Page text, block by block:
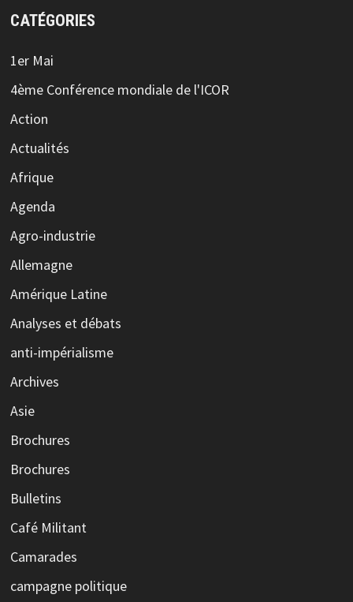
CATÉGORIES
1er Mai
4ème Conférence mondiale de l'ICOR
Action
Actualités
Afrique
Agenda
Agro-industrie
Allemagne
Amérique Latine
Analyses et débats
anti-impérialisme
Archives
Asie
Brochures
Brochures
Bulletins
Café Militant
Camarades
campagne politique